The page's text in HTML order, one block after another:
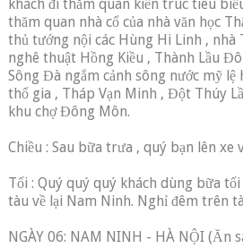
khách đi thăm quan kiến trúc tiêu
thăm quan nhà cổ của nhà văn học
thủ tướng nội các Hùng Hi Linh , nhà
nghê thuật Hồng Kiều , Thành Lầu
Sông Đà ngắm cảnh sông nước mỹ lệ
thổ gia , Tháp Vạn Minh , Đột Thúy
khu chợ Đông Môn.
Chiều : Sau bữa trưa , quý bạn lên xe
Tối : Quý quý quý khách dùng bữa
tàu về lại Nam Ninh. Nghỉ đêm trên
NGÀY 06: NAM NINH - HÀ NỘI (Ăn